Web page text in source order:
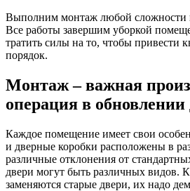
Выполним монтаж любой сложности
Все работы завершим уборкой
тратить силы на то, чтобы привести
порядок.
Монтаж – важная
операция в обновлении
Каждое помещение имеет свои
и дверные коробки расположены в
различные отклонения от
двери могут быть различных видов.
заменяются старые двери, их надо